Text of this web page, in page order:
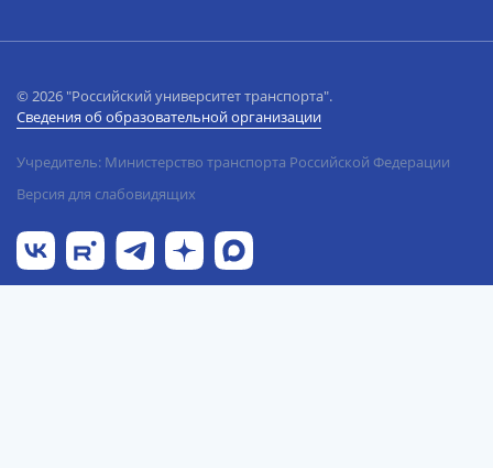
© 2026 "Российский университет транспорта".
Сведения об образовательной организации
Учредитель: Министерство транспорта Российской Федерации
Версия для слабовидящих